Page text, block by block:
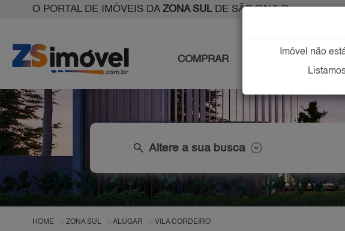
O PORTAL DE IMÓVEIS DA ZONA SULDE SÃO PAULO
COMPRAR
search Altere a sua busca
HOME ZONA SUL ALUGAR VILA CORDEIRO
Imóvel não